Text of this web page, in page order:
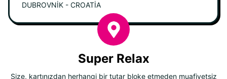
DUBROVNIK - CROATIA
Super Relax
Size, kartınızdan herhangi bir tutar bloke etmeden muafiyetsiz